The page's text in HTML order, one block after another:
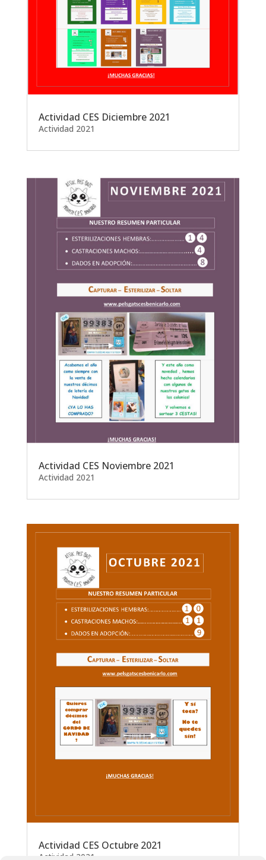
Actividad CES Diciembre 2021
Actividad 2021
Actividad CES Noviembre 2021
Actividad 2021
Actividad CES Octubre 2021
Actividad 2021